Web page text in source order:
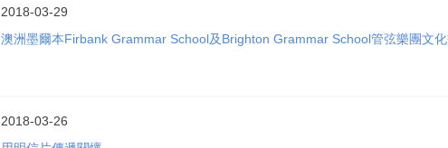
2018-03-29
澳洲墨爾本Firbank Grammar School及Brighton Grammar School管弦樂團文
2018-03-26